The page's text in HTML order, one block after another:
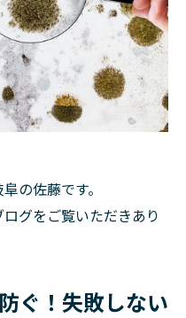
の佐藤です。
グをご覧いただきあり
ぐ！失敗しない